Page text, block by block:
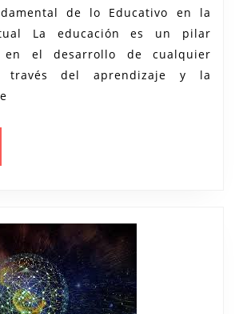
la
de lo Educativo en la
La educación es un pilar
en el desarrollo de cualquier
través del aprendizaje y la